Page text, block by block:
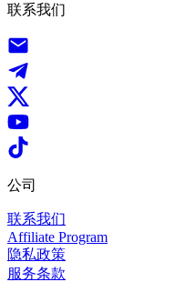
联系我们
公司
联系我们
Affiliate Program
隐私政策
服务条款